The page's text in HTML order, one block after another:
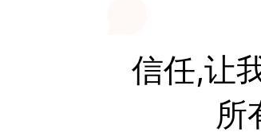
信任,让
所